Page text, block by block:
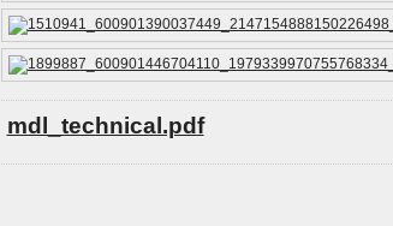
mdl_technical.pdf